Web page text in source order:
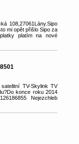
108,27061Lány.Sipo
mi opět přišlo Sipo za
platím na nové
TV-Skylink TV
konce roku 2014
Nejezchleb